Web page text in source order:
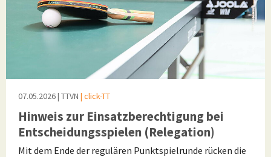
07.05.2026| TTVN | click-TT
Hinweis zur Einsatzberechtigung bei
Entscheidungsspielen (Relegation)
Mit dem Ende der regulären Punktspielrunde rücken die